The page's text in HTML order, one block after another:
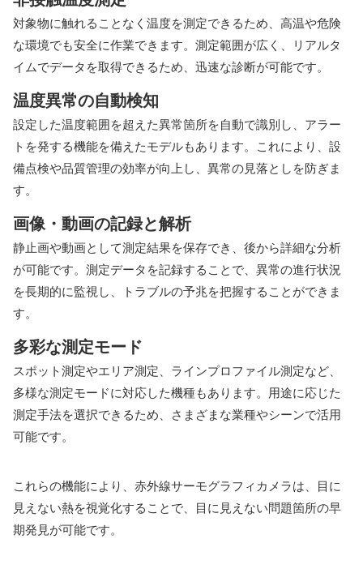
対象物に触れることなく温度を測定できるため、高温や危険
な環境でも安全に作業できます。測定範囲が広く、リアルタ
イムでデータを取得できるため、迅速な診断が可能です。
温度異常の自動検知
設定した温度範囲を超えた異常箇所を自動で識別し、アラー
トを発する機能を備えたモデルもあります。これにより、設
備点検や品質管理の効率が向上し、異常の見落としを防ぎま
す。
画像・動画の記録と解析
静止画や動画として測定結果を保存でき、後から詳細な分析
が可能です。測定データを記録することで、異常の進行状況
を長期的に監視し、トラブルの予兆を把握することができま
す。
多彩な測定モード
スポット測定やエリア測定、ラインプロファイル測定など、
多様な測定モードに対応した機種もあります。用途に応じた
測定手法を選択できるため、さまざまな業種やシーンで活用
可能です。
これらの機能により、赤外線サーモグラフィカメラは、目に
見えない熱を視覚化することで、目に見えない問題箇所の早
期発見が可能です。